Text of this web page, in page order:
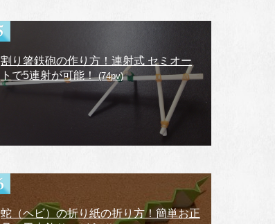
割り箸鉄砲の作り方！連射式 セミオー
トで5連射が可能！(74pv)
蛇（ヘビ）の折り紙の折り方！簡単お正